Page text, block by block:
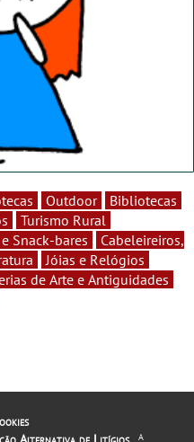
Outdoor
Bibliotecas
Turismo Rural
Snack-bares
Cabeleireiros,
Jóias e Relógios
de Arte e Antiguidades
A